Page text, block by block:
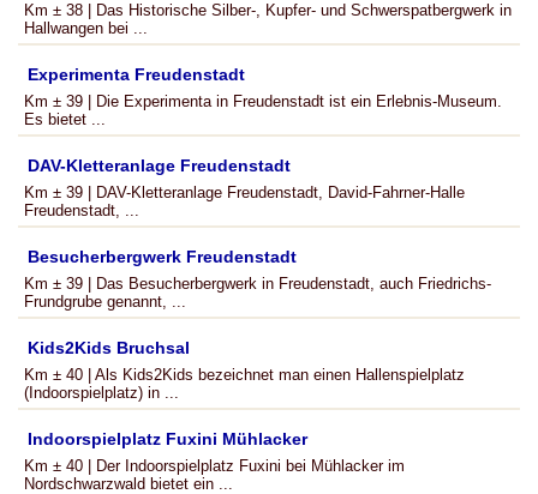
Km ± 38 | Das Historische Silber-, Kupfer- und Schwerspatbergwerk in
Hallwangen bei ...
Experimenta Freudenstadt
Km ± 39 | Die Experimenta in Freudenstadt ist ein Erlebnis-Museum.
Es bietet ...
DAV-Kletteranlage Freudenstadt
Km ± 39 | DAV-Kletteranlage Freudenstadt, David-Fahrner-Halle
Freudenstadt, ...
Besucherbergwerk Freudenstadt
Km ± 39 | Das Besucherbergwerk in Freudenstadt, auch Friedrichs-
Frundgrube genannt, ...
Kids2Kids Bruchsal
Km ± 40 | Als Kids2Kids bezeichnet man einen Hallenspielplatz
(Indoorspielplatz) in ...
Indoorspielplatz Fuxini Mühlacker
Km ± 40 | Der Indoorspielplatz Fuxini bei Mühlacker im
Nordschwarzwald bietet ein ...